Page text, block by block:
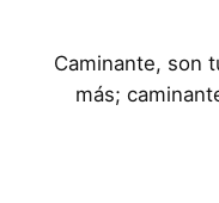
Caminante, son
más;